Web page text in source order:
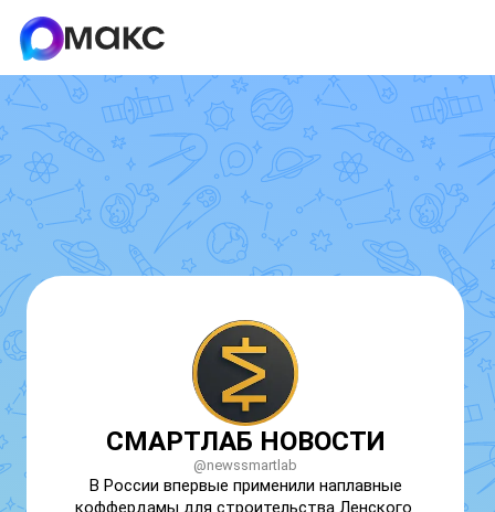
СМАРТЛАБ НОВОСТИ
@newssmartlab
В России впервые применили наплавные
коффердамы для строительства Ленского